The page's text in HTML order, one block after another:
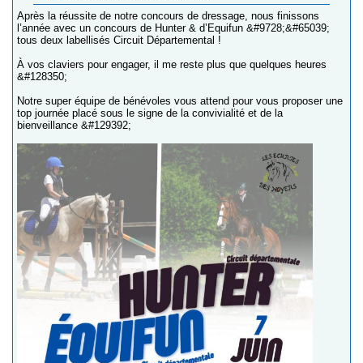
Après la réussite de notre concours de dressage, nous finissons
l’année avec un concours de Hunter & d’Equifun &#9728;&#65039;
tous deux labellisés Circuit Départemental !
À vos claviers pour engager, il me reste plus que quelques heures
&#128350;
Notre super équipe de bénévoles vous attend pour vous proposer une
top journée placé sous le signe de la convivialité et de la
bienveillance &#129392;